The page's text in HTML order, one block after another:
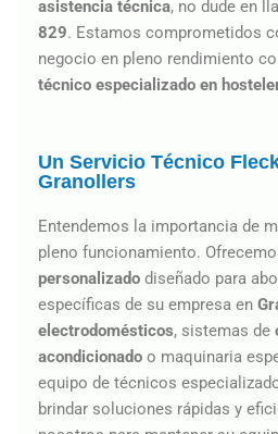
asistencia técnica, no dude en
829. Estamos comprometidos
negocio en pleno rendimiento
técnico especializado en
Un Servicio Técnico
Granollers
Entendemos la importancia de
pleno funcionamiento.
personalizado diseñado para
específicas de su empresa en
electrodomésticos, sistemas de
acondicionado o maquinaria
equipo de técnicos
brindar soluciones rápidas y